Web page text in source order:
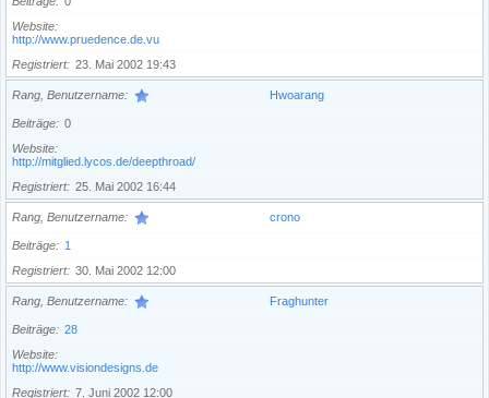
Website
http://www.pruedence.de.vu
Registriert
23. Mai 2002 19:43
Rang, Benutzername Hwoarang
Beiträge
0
Website
http://mitglied.lycos.de/deepthroad/
Registriert
25. Mai 2002 16:44
Rang, Benutzername crono
Beiträge
1
Registriert
30. Mai 2002 12:00
Rang, Benutzername Fraghunter
Beiträge
28
Website
http://www.visiondesigns.de
Registriert
7. Juni 2002 12:00